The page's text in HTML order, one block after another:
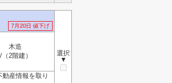
7月20日 値下げ
選択
▼
木造
（2階建）
産情報を取り